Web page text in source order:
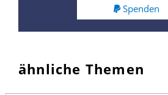
Spenden
ähnliche Themen